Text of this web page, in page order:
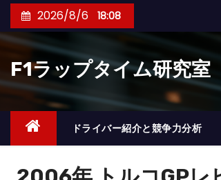
ン
ツ
キ
2026/8/6 18:08
F1ラップタイム研究室
ドライバー紹介と競争力分析